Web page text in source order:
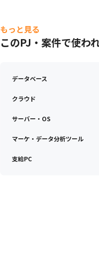
もっと見る
このPJ・案件で使わ
データベース
クラウド
サーバー・OS
マーケ・データ分析ツール
支給PC